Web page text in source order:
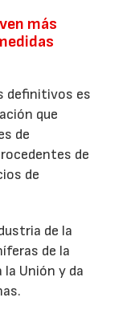
más
definitivos es
que
de
de
de
de la
de la
Unión y da